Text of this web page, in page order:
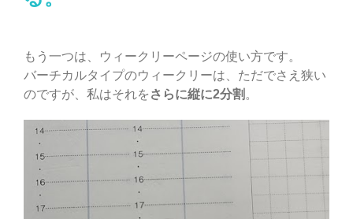
もう一つは、ウィークリーページの使い方です。
バーチカルタイプのウィークリーは、ただでさえ狭い
のですが、私はそれを さらに縦に2分割 。